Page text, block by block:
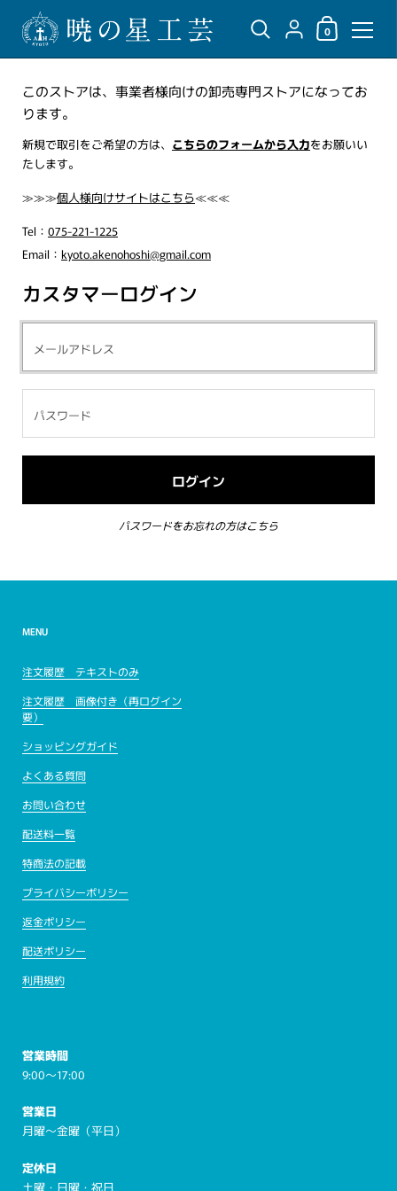
{"title"=>"アカウン
ショッピング
0
このストアは、事業者様向けの卸売専門ストアになってお
ります。
新規で取引をご希望の方は、 こちらのフォームから入力をお願いい
たします。
≫≫≫個人様向けサイトはこちら≪≪≪
Tel： 075-221-1225
Email： kyoto.akenohoshi@gmail.com
カスタマーログイン
パスワードをお忘れの方はこちら
MENU
注文履歴 テキストのみ
注文履歴 画像付き（再ログイン
要）
ショッピングガイド
よくある質問
お問い合わせ
配送料一覧
特商法の記載
プライバシーポリシー
返金ポリシー
配送ポリシー
利用規約
営業時間
9:00～17:00
営業日
月曜～金曜（平日）
定休日
土曜・日曜・祝日